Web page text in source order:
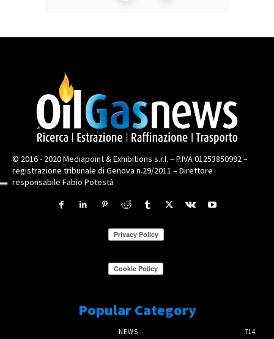
© 2016 - 2020 Mediapoint & Exhibitions s.r.l. – P.IVA 01253850992 –
registrazione tribunale di Genova n.29/2011 – Direttore
responsabile Fabio Potestà
Popular Category
NEWS 714